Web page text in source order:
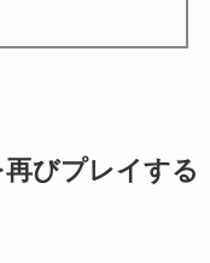
再びプレイする